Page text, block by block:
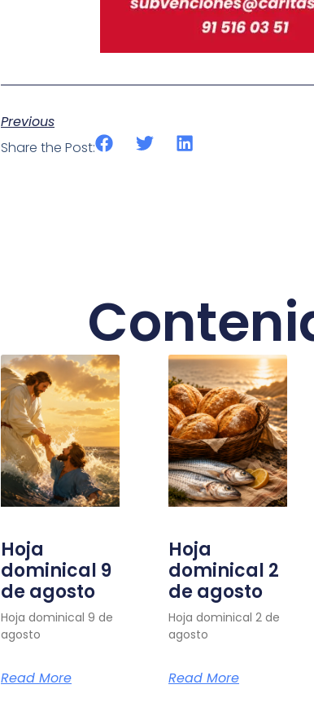
Previous
Share the Post:
Hoja
dominical 9
de agosto
Hoja dominical 9 de
agosto
Read More
Hoja
dominical 2
de agosto
Hoja dominical 2 de
agosto
Read More